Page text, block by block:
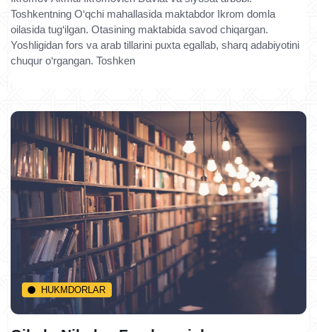
Toshkentning O‘qchi mahallasida maktabdor Ikrom domla
oilasida tug‘ilgan. Otasining maktabida savod chiqargan.
Yoshligidan fors va arab tillarini puxta egallab, sharq adabiyotini
chuqur o‘rgangan. Toshken
HUKMDORLAR